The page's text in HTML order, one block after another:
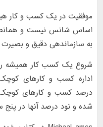
موفقیت در یک کسب و کار
اساس شانس نیست و
به سازماندهی دقیق و بصیرت
شروع یک کسب کار همیشه
درصد کسب و کارهای
شده و نود درصد آنها در پنج